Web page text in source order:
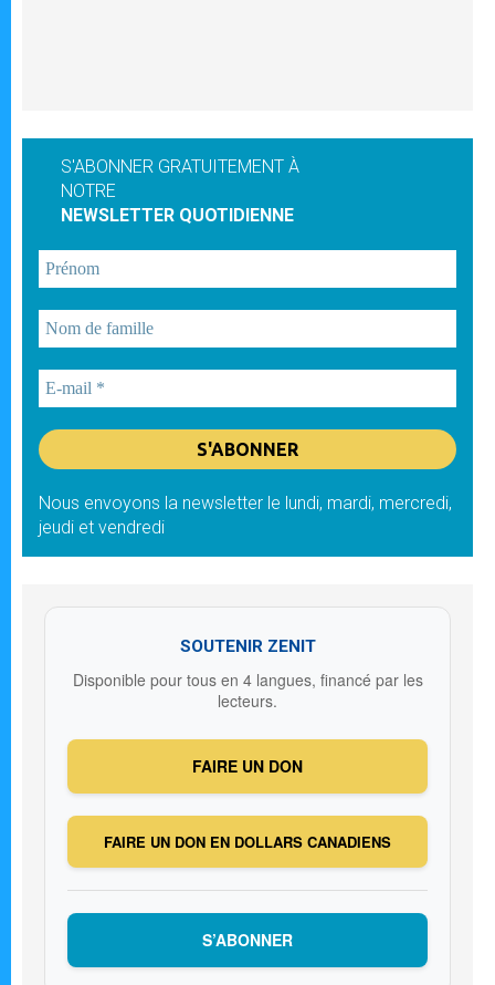
S'ABONNER GRATUITEMENT À
NOTRE
NEWSLETTER QUOTIDIENNE
Nous envoyons la newsletter le lundi, mardi, mercredi,
jeudi et vendredi
SOUTENIR ZENIT
Disponible pour tous en 4 langues, financé par les
lecteurs.
FAIRE UN DON
FAIRE UN DON EN DOLLARS CANADIENS
S’ABONNER